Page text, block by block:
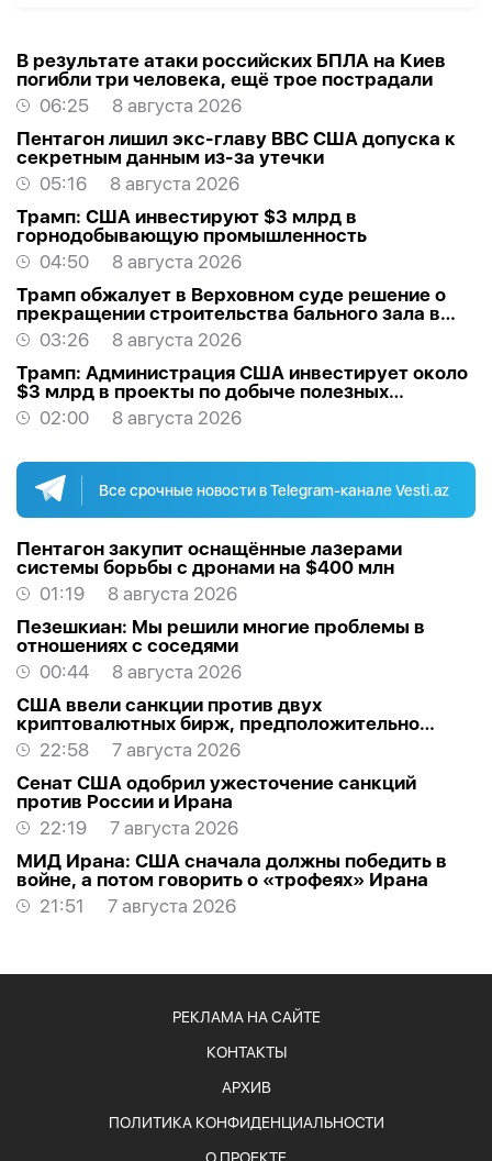
В результате атаки российских БПЛА на Киев
погибли три человека, ещё трое пострадали
06:25
8 августа 2026
Пентагон лишил экс-главу ВВС США допуска к
секретным данным из-за утечки
05:16
8 августа 2026
Трамп: США инвестируют $3 млрд в
горнодобывающую промышленность
04:50
8 августа 2026
Трамп обжалует в Верховном суде решение о
прекращении строительства бального зала в
Белом доме
03:26
8 августа 2026
Трамп: Администрация США инвестирует около
$3 млрд в проекты по добыче полезных
ископаемых
02:00 8 августа 2026
Все срочные новости в Telegram-канале Vesti.az
Пентагон закупит оснащённые лазерами
системы борьбы с дронами на $400 млн
01:19
8 августа 2026
Пезешкиан: Мы решили многие проблемы в
отношениях с соседями
00:44
8 августа 2026
США ввели санкции против двух
криптовалютных бирж, предположительно
оказывавших финансовую помощь Ирану
22:58
7 августа 2026
Сенат США одобрил ужесточение санкций
против России и Ирана
22:19
7 августа 2026
МИД Ирана: США сначала должны победить в
войне, а потом говорить о «трофеях» Ирана
21:51
7 августа 2026
РЕКЛАМА НА САЙТЕ
КОНТАКТЫ
АРХИВ
ПОЛИТИКА КОНФИДЕНЦИАЛЬНОСТИ